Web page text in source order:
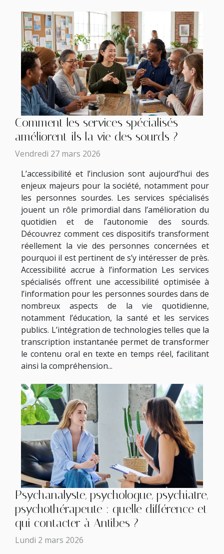
Comment les services spécialisés
améliorent-ils la vie des sourds ?
Vendredi 27 mars 2026
L’accessibilité et l’inclusion sont aujourd’hui des
enjeux majeurs pour la société, notamment pour
les personnes sourdes. Les services spécialisés
jouent un rôle primordial dans l’amélioration du
quotidien et de l’autonomie des sourds.
Découvrez comment ces dispositifs transforment
réellement la vie des personnes concernées et
pourquoi il est pertinent de s’y intéresser de près.
Accessibilité accrue à l’information Les services
spécialisés offrent une accessibilité optimisée à
l’information pour les personnes sourdes dans de
nombreux aspects de la vie quotidienne,
notamment l’éducation, la santé et les services
publics. L’intégration de technologies telles que la
transcription instantanée permet de transformer
le contenu oral en texte en temps réel, facilitant
ainsi la compréhension...
Psychanalyste, psychologue, psychiatre,
psychothérapeute : quelle différence et
qui contacter à Antibes ?
Lundi 2 mars 2026